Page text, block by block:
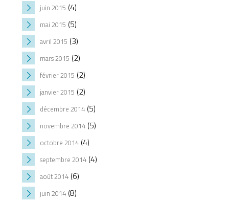
juin 2015 (4)
mai 2015 (5)
avril 2015 (3)
mars 2015 (2)
février 2015 (2)
janvier 2015 (2)
décembre 2014(5)
novembre 2014(5)
octobre 2014(4)
septembre 2014(4)
août 2014(6)
juin 2014(8)